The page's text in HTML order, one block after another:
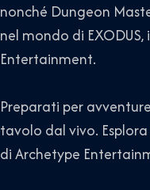
nonché Dungeon
nel mondo di
Entertainment.
Preparati per
tavolo dal vivo.
di Archetype